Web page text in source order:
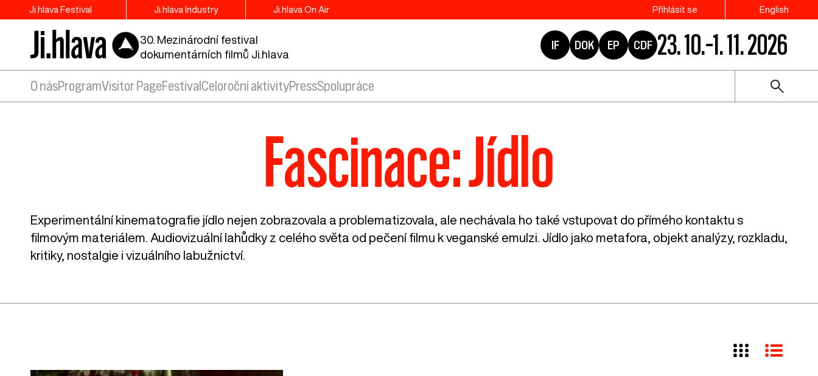
Ji.hlava Festival Ji.hlava Industry Ji.hlava On Air Přihlásit se English
30. Mezinárodní festival
dokumentárních filmů Ji.hlava
IF DOK EP CDF 23. 10.–1. 11. 2026
O násProgramVisitor PageFestival Celoroční aktivityPressSpolupráce
Fascinace: Jídlo
Experimentální kinematografie jídlo nejen zobrazovala a problematizovala, ale nechávala ho také vstupovat do přímého kontaktu s
filmovým materiálem. Audiovizuální lahůdky z celého světa od pečení filmu k veganské emulzi. Jídlo jako metafora, objekt analýzy, rozkladu,
kritiky, nostalgie i vizuálního labužnictví.